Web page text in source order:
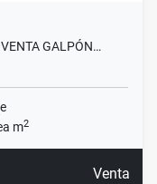
GALPÓN…
m2
Venta